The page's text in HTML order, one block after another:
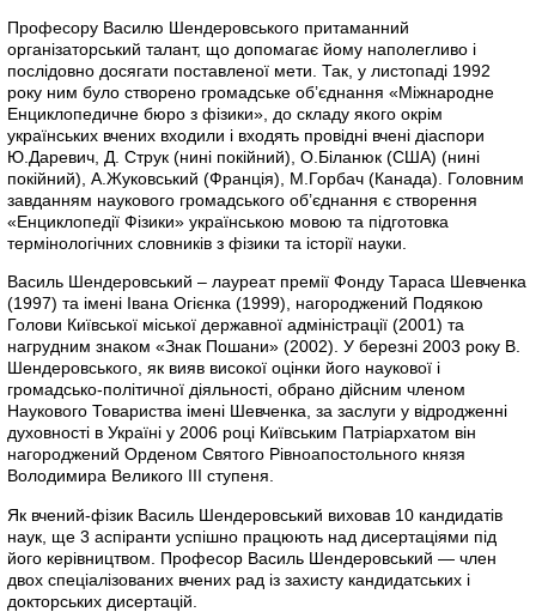
Професору Василю Шендеровського притаманний
організаторський талант, що допомагає йому наполегливо і
послідовно досягати поставленої мети. Так, у листопаді 1992
року ним було створено громадське об’єднання «Міжнародне
Енциклопедичне бюро з фізики», до складу якого окрім
українських вчених входили і входять провідні вчені діаспори
Ю.Даревич, Д. Струк (нині покійний), О.Біланюк (США) (нині
покійний), А.Жуковський (Франція), М.Горбач (Канада). Головним
завданням наукового громадського об’єднання є створення
«Енциклопедії Фізики» українською мовою та підготовка
термінологічних словників з фізики та історії науки.
Василь Шендеровський – лауреат премії Фонду Тараса Шевченка
(1997) та імені Івана Огієнка (1999), нагороджений Подякою
Голови Київської міської державної адміністрації (2001) та
нагрудним знаком «Знак Пошани» (2002). У березні 2003 року В.
Шендеровського, як вияв високої оцінки його наукової і
громадсько-політичної діяльності, обрано дійсним членом
Наукового Товариства імені Шевченка, за заслуги у відродженні
духовності в Україні у 2006 році Київським Патріархатом він
нагороджений Орденом Святого Рівноапостольного князя
Володимира Великого ІІІ ступеня.
Як вчений-фізик Василь Шендеровський виховав 10 кандидатів
наук, ще 3 аспіранти успішно працюють над дисертаціями під
його керівництвом. Професор Василь Шендеровський — член
двох спеціалізованих вчених рад із захисту кандидатських і
докторських дисертацій.